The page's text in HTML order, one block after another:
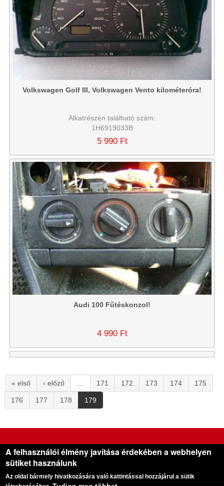
Volkswagen Golf III, Volkswagen Vento kilométeróra!
Alkatrészen található szám:
1H6919033B
5 990 Ft
Audi 100 Fűtéskonzol!
4 990 Ft
« első ‹ előző 171 172 173 174 175
176 177 178 179
Gera Használt Autóalkatrész Kereskedés
Cégünk 1995 óta foglalkozik bontott autók alkatrészeinek kereskedésével
Cím:5900 Orosháza, Október 6. utca 26. |Telefon: +36 (70) 3958621
A felhasználói élmény javítása érdekében a webhelyen
sütiket használunk
Az oldal bármely hivatkozására való kattintással hozzájárul a sütik